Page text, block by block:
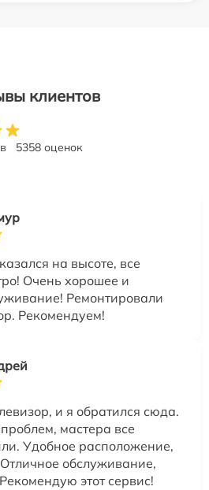
клиентов
5358 оценок
на высоте, все
Очень хорошее и
Ремонтировали
Рекомендуем!
и я обратился сюда.
мастера все
Удобное расположение,
обслуживание,
этот сервис!